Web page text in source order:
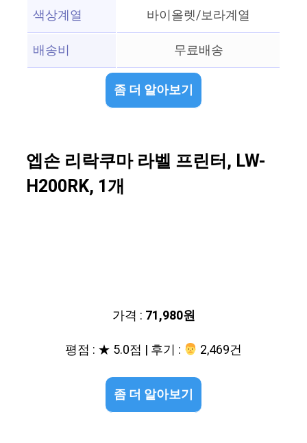
색상계열
바이올렛/보라계열
배송비
무료배송
좀 더 알아보기
엡손 리락쿠마 라벨 프린터, LW-
H200RK, 1개
가격 : 71,980원
평점 : ★ 5.0점 | 후기 :
‍‍ 2,469건
좀 더 알아보기